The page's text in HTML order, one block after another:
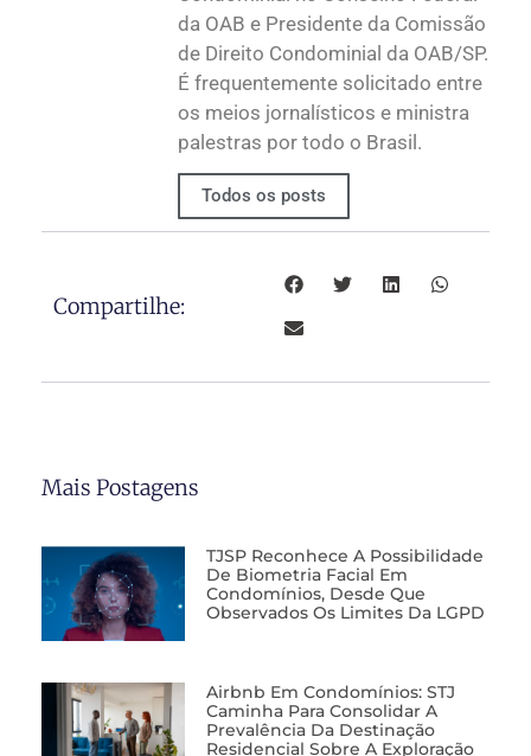
da OAB e Presidente da Comissão
de Direito Condominial da OAB/SP.
É frequentemente solicitado entre
os meios jornalísticos e ministra
palestras por todo o Brasil.
Todos os posts
Compartilhe:
Mais Postagens
TJSP Reconhece A Possibilidade
De Biometria Facial Em
Condomínios, Desde Que
Observados Os Limites Da LGPD
Airbnb Em Condomínios: STJ
Caminha Para Consolidar A
Prevalência Da Destinação
Residencial Sobre A Exploração